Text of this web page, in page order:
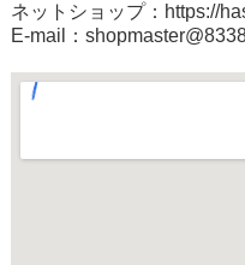
ネットショップ： https://
E-mail：